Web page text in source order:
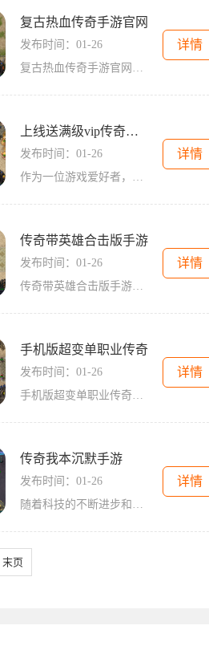
复古热血传奇手游官网
发布时间：01-26
详情
上线送满级vip传奇手游
发布时间：01-26
详情
传奇带英雄合击版手游
发布时间：01-26
详情
手机版超变单职业传奇
发布时间：01-26
详情
传奇我本沉默手游
发布时间：01-26
详情
末页